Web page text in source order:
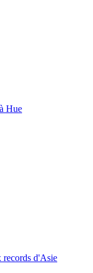
Hue
records d'Asie